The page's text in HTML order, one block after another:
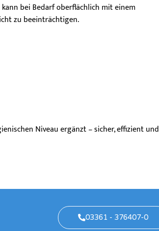
bei Bedarf oberflächlich mit einem
zu beeinträchtigen.
Niveau ergänzt – sicher, effizient und
03361 - 376407-0